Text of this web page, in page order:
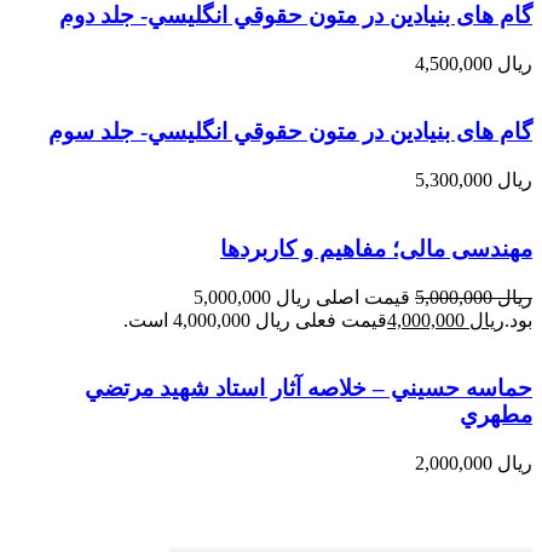
گام های بنیادین در متون حقوقي انگليسي- جلد دوم
ریال
گام های بنیادین در متون حقوقي انگليسي- جلد سوم
ریال
مهندسی مالی؛ مفاهیم و کاربردها
ریال5,000,000
قیمت اصلی ریال 5,000,000
بود.ریال قیمت فعلی ریال 4,000,000 است.
حماسه حسيني – خلاصه آثار استاد شهيد مرتضي
مطهري
ریال